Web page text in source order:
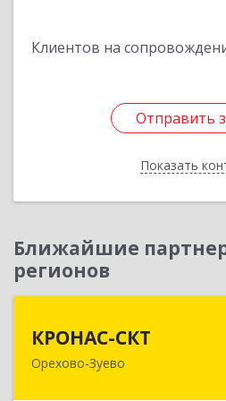
Клиентов на
Отправить
Показать
Отправить
Назад
Ближайшие
регионов
КРОНАС-СКТ
Орехово-Зуево
142600, Московская